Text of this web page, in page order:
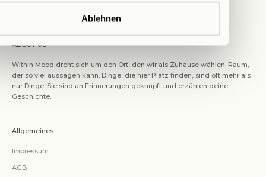
Ablehnen
ABOUT US
Within Mood dreht sich um den Ort, den wir als Zuhause wählen. Raum,
der so viel aussagen kann. Dinge, die hier Platz finden, sind oft mehr als
nur Dinge. Sie sind an Erinnerungen geknüpft und erzählen deine
Geschichte.
Allgemeines
Impressum
AGB